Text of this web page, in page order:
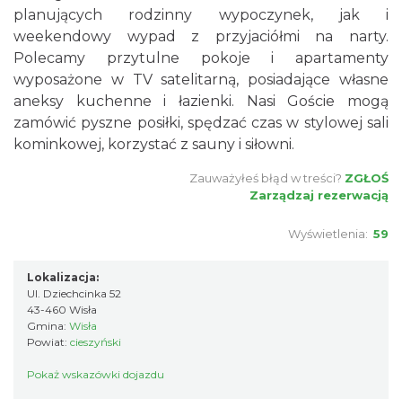
planujących rodzinny wypoczynek, jak i
weekendowy wypad z przyjaciółmi na narty.
Polecamy przytulne pokoje i apartamenty
wyposażone w TV satelitarną, posiadające własne
aneksy kuchenne i łazienki. Nasi Goście mogą
zamówić pyszne posiłki, spędzać czas w stylowej sali
kominkowej, korzystać z sauny i siłowni.
Zauważyłeś błąd w treści? ZGŁOŚ
Zarządzaj rezerwacją
Wyświetlenia: 59
Lokalizacja:
Ul. Dziechcinka 52
43-460 Wisła
Gmina: Wisła
Powiat: cieszyński
Pokaż wskazówki dojazdu